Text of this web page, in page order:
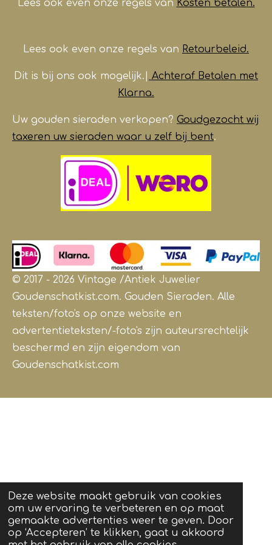
Deze website maakt gebruik van cookies
om uw ervaring te verbeteren en op maat
gemaakte advertenties weer te geven. Door
op ‘Accepteren’ te klikken, gaat u akkoord
m
Lees ook even onze regels van Kosten betalen.
Lees ook even onze regels van Retourbeleid.
Dit is bij ons ook mogelijk.|
Achteraf Betalen met
Klarna.
Uw gouden sieraden verkopen? Goudgezocht wij
taxeren uw sieraden waar u zelf bij bent.
© 2017 - 2026 Vintage /Antiek Juwelier
Goudenschatkist.com. Gouden Sieraden. Alle
teksten/foto's op onze website en
advertentieteksten/-foto's zijn auteursrechtelijk
beschermd en zijn eigendom van
Goudenschatkist.com